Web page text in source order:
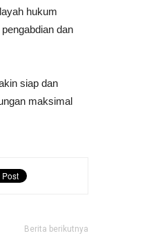
hukum
dan
siap dan
maksimal
Berita berikutnya